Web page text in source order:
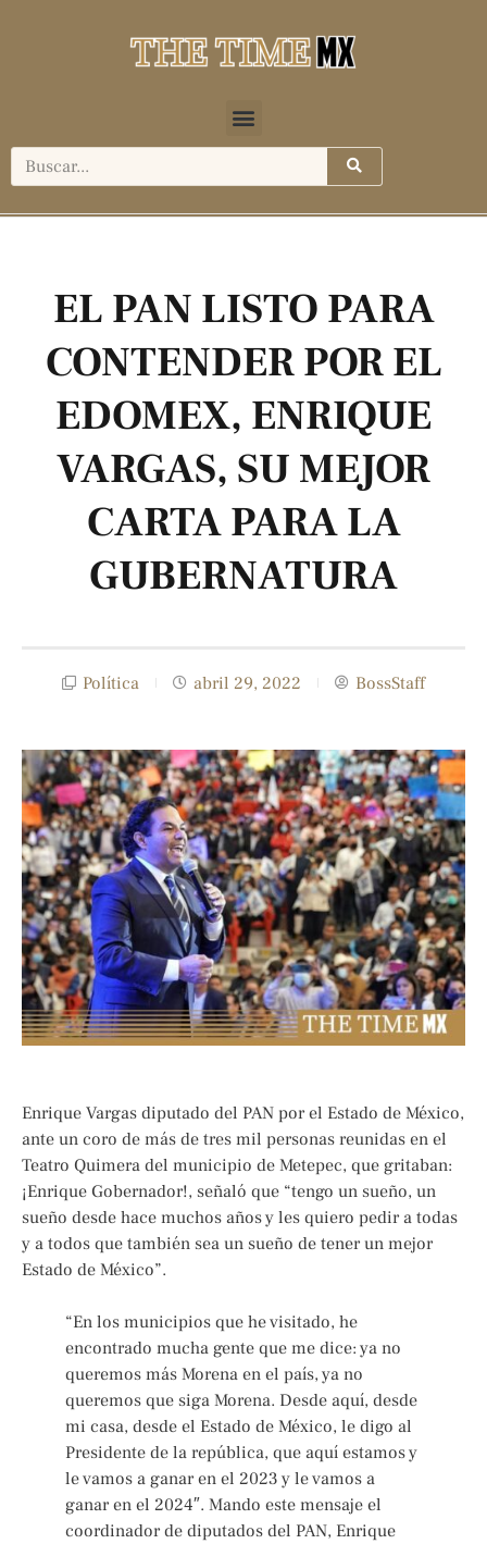
EL PAN LISTO PARA
CONTENDER POR EL
EDOMEX, ENRIQUE
VARGAS, SU MEJOR
CARTA PARA LA
GUBERNATURA
Política abril 29, 2022 BossStaff
Enrique Vargas diputado del PAN por el Estado de México,
ante un coro de más de tres mil personas reunidas en el
Teatro Quimera del municipio de Metepec, que gritaban:
¡Enrique Gobernador!, señaló que “tengo un sueño, un
sueño desde hace muchos años y les quiero pedir a todas
y a todos que también sea un sueño de tener un mejor
Estado de México”.
“En los municipios que he visitado, he
encontrado mucha gente que me dice: ya no
queremos más Morena en el país, ya no
queremos que siga Morena. Desde aquí, desde
mi casa, desde el Estado de México, le digo al
Presidente de la república, que aquí estamos y
le vamos a ganar en el 2023 y le vamos a
ganar en el 2024″. Mando este mensaje el
coordinador de diputados del PAN, Enrique